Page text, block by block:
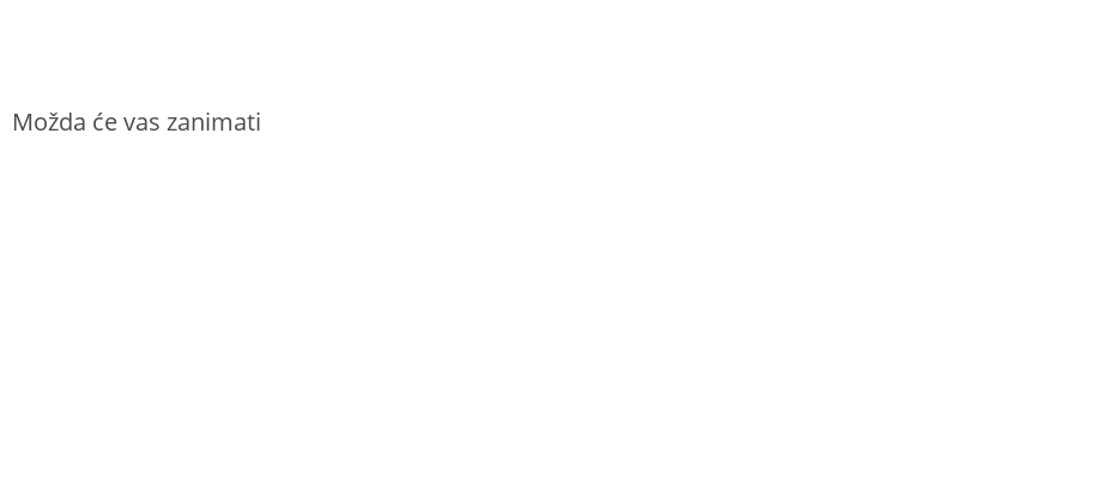
Možda će vas zanimati